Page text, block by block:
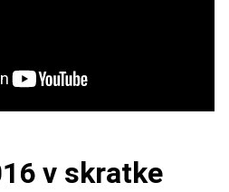
v skratke